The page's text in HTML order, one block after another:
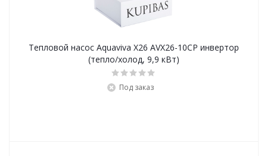
Тепловой насос Aquaviva X26 AVX26-10CP инвертор
(тепло/холод, 9,9 кВт)
Под заказ